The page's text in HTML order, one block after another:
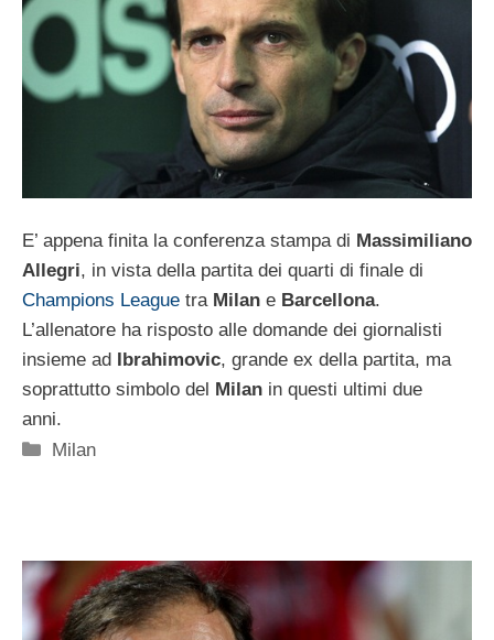
E’ appena finita la conferenza stampa di Massimiliano
Allegri, in vista della partita dei quarti di finale di
Champions League tra Milan e Barcellona.
L’allenatore ha risposto alle domande dei giornalisti
insieme ad Ibrahimovic, grande ex della partita, ma
soprattutto simbolo del Milan in questi ultimi due
anni.
Categorie
Milan